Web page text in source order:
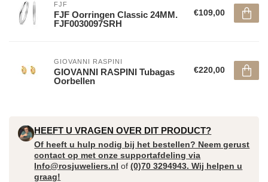
FJF
FJF Oorringen Classic 24MM.
FJF0030097SRH
€109,00
GIOVANNI RASPINI
GIOVANNI RASPINI Tubagas
Oorbellen
€220,00
HEEFT U VRAGEN OVER DIT PRODUCT?
Of heeft u hulp nodig bij het bestellen? Neem gerust
contact op met onze supportafdeling via
Info@rosjuweliers.nl of(0)70 3294943. Wij helpen u
graag!